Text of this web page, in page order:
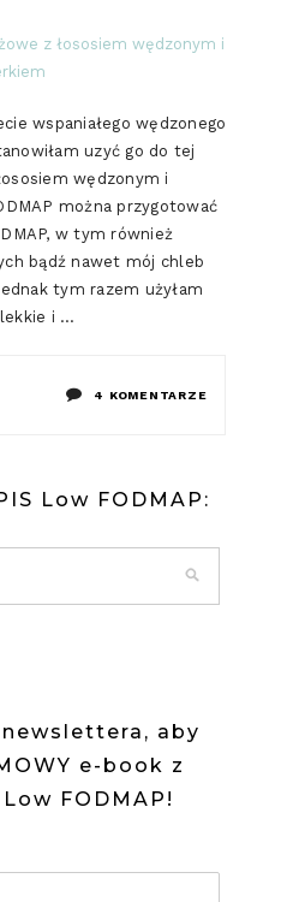
wspaniałego wędzonego
uzyć go do tej
wędzonym i
można przygotować
w tym również
bądź nawet mój chleb
tym razem użyłam
i …
4 KOMENTARZEDO
ŁOSOSIEM
Low FODMAP:
aby
e-book z
FODMAP!